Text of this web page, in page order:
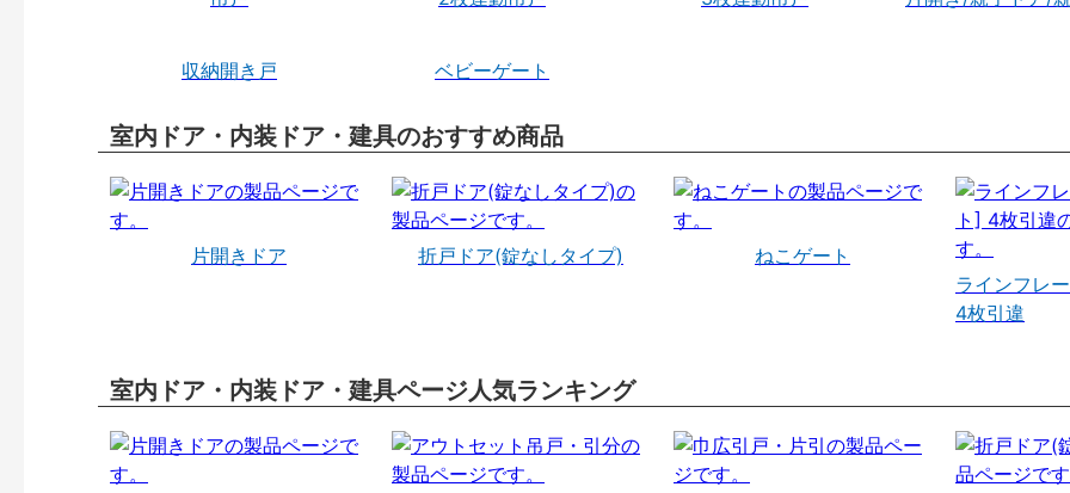
収納開き戸 ベビーゲート
室内ドア・内装ドア・建具のおすすめ商品
片開きドア 折戸ドア(錠なしタイプ)
ねこゲート
ラインフレ
4枚引違
室内ドア・内装ドア・建具ページ人気ランキング